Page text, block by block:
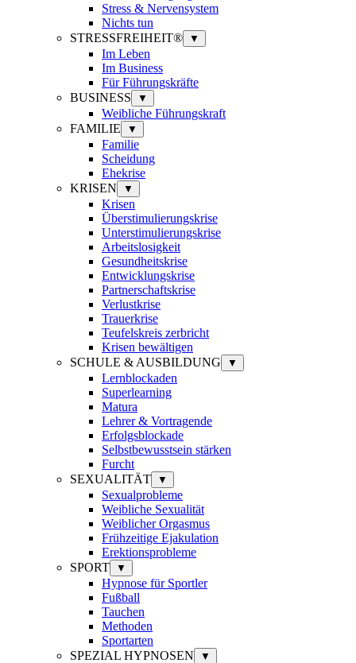
Stress & Nervensystem
Nichts tun
STRESSFREIHEIT®
▼
Im Leben
Im Business
Für Führungskräfte
BUSINESS
▼
Weibliche Führungskraft
FAMILIE
▼
Familie
Scheidung
Ehekrise
KRISEN
▼
Krisen
Überstimulierungskrise
Unterstimulierungskrise
Arbeitslosigkeit
Gesundheitskrise
Entwicklungskrise
Partnerschaftskrise
Verlustkrise
Trauerkrise
Teufelskreis zerbricht
Krisen bewältigen
SCHULE & AUSBILDUNG
▼
Lernblockaden
Superlearning
Matura
Lehrer & Vortragende
Erfolgsblockade
Selbstbewusstsein stärken
Furcht
SEXUALITÄT
▼
Sexualprobleme
Weibliche Sexualität
Weiblicher Orgasmus
Frühzeitige Ejakulation
Erektionsprobleme
SPORT
▼
Hypnose für Sportler
Fußball
Tauchen
Methoden
Sportarten
SPEZIAL HYPNOSEN
▼